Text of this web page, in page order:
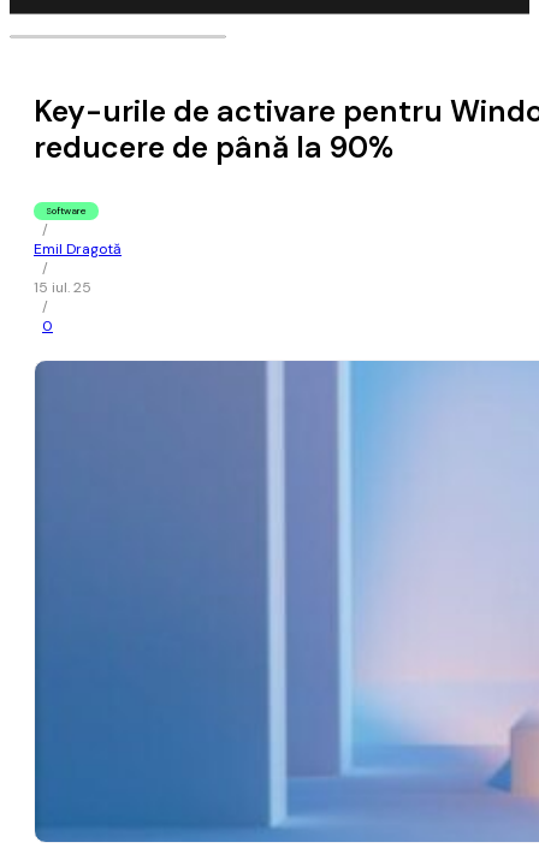
Key-urile de activare pentru
reducere de până la 90%
Software
/
Emil Dragotă
/
15 iul. 25
/
0